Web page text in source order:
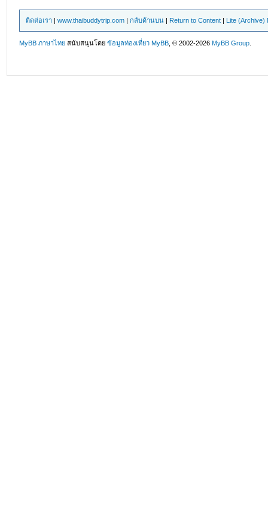
ติดต่อเรา |www.thaibuddytrip.com |กลับด้านบน | Return to Content | Lite (Archive)
MyBB ภาษาไทย สนับสนุนโดยข้อมูลท่องเที่ยว MyBB , © 2002-2026MyBB Group